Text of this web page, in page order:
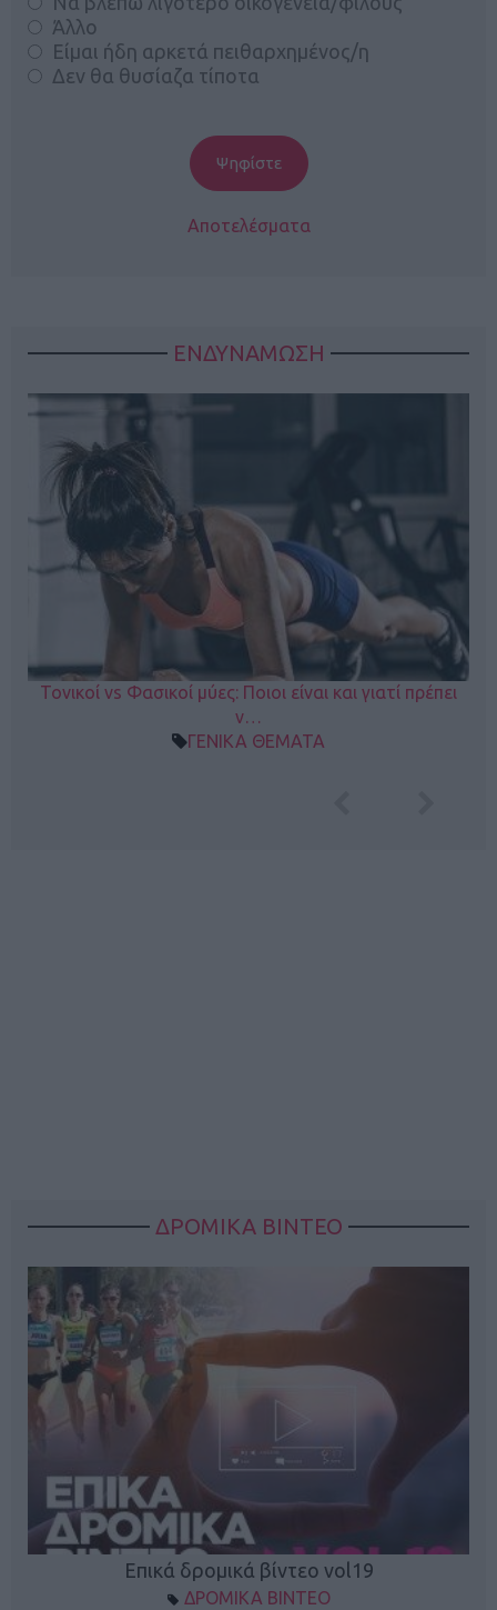
Άλλο
Είμαι ήδη αρκετά πειθαρχημένος/η
Δεν θα θυσίαζα τίποτα
Αποτελέσματα
ΕΝΔΥΝΑΜΩΣΗ
Τονικοί vs Φασικοί μύες: Ποιοι είναι και γιατί πρέπει
ν…
ΓΕΝΙΚΑ ΘΕΜΑΤΑ
ΔΡΟΜΙΚΑ ΒΙΝΤΕΟ
Επικά δρομικά βίντεο vol19
ΔΡΟΜΙΚΑ ΒΙΝΤΕΟ